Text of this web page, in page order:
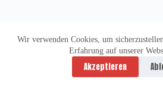
Wir verwenden Cookies, um
Erfahrung auf unserer
Akzeptieren
Datenschutzerklärung
Copyright © 2026 -